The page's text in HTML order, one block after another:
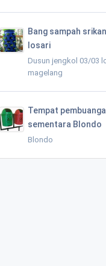
Bang sampah
losari
Dusun jengkol 03/03
magelang
Tempat
sementara Blondo
Blondo